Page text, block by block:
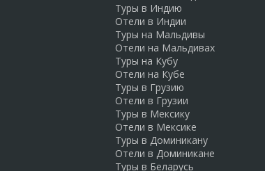
Туры в Индию
Отели в Индии
Туры на Мальдивы
Отели на Мальдивах
Туры на Кубу
Отели на Кубе
Туры в Грузию
Отели в Грузии
Туры в Мексику
Отели в Мексике
Туры в Доминикану
Отели в Доминикане
Туры в Беларусь